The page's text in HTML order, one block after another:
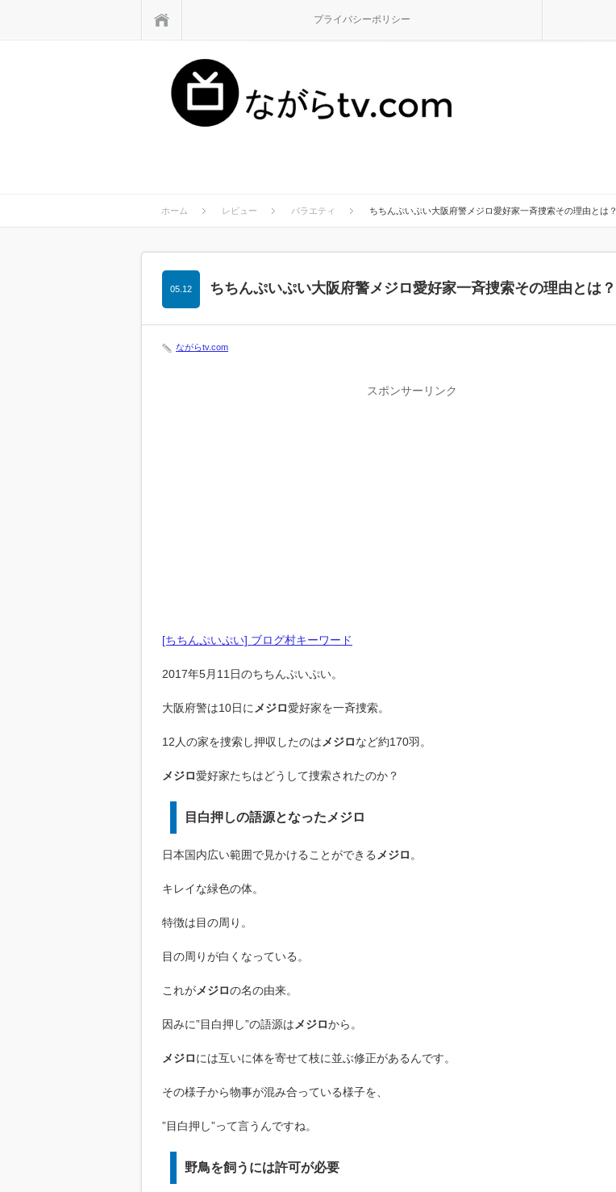
プライバシーポリシー
ホーム レビュー バラエティ ちちんぷいぷい大阪府警メジロ愛好家一斉捜索その理由とは？
ちちんぷいぷい大阪府警メジロ愛好家一斉捜索その理由とは？
05.12
ながらtv.com
スポンサーリンク
[ちちんぷいぷい] ブログ村キーワード
2017年5月11日のちちんぷいぷい。
大阪府警は10日に メジロ愛好家を一斉捜索。
12人の家を捜索し押収したのは メジロなど約170羽。
メジロ愛好家たちはどうして捜索されたのか？
目白押しの語源となったメジロ
日本国内広い範囲で見かけることができる メジロ 。
キレイな緑色の体。
特徴は目の周り。
目の周りが白くなっている。
これがメジロの名の由来。
因みに”目白押し”の語源は メジロから。
メジロには互いに体を寄せて枝に並ぶ修正があるんです。
その様子から物事が混み合っている様子を、
”目白押し”って言うんですね。
野鳥を飼うには許可が必要